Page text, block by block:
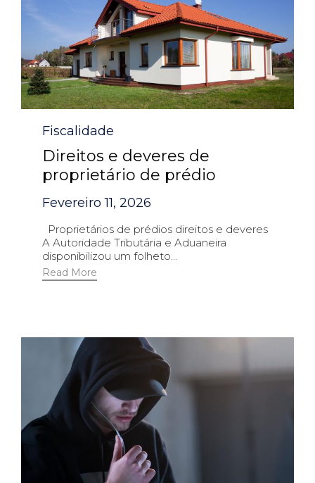
Category
Fiscalidade
Direitos e deveres de
proprietário de prédio
Fevereiro 11, 2026
Proprietários de prédios direitos e deveres
A Autoridade Tributária e Aduaneira
disponibilizou um folheto...
Read More